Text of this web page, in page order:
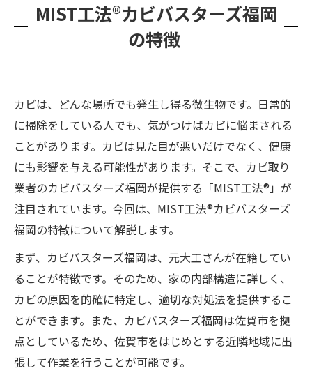
MIST工法®カビバスターズ福岡
の特徴
カビは、どんな場所でも発生し得る微生物です。日常的
に掃除をしている人でも、気がつけばカビに悩まされる
ことがあります。カビは見た目が悪いだけでなく、健康
にも影響を与える可能性があります。そこで、カビ取り
業者のカビバスターズ福岡が提供する「MIST工法®」が
注目されています。今回は、MIST工法®カビバスターズ
福岡の特徴について解説します。
まず、カビバスターズ福岡は、元大工さんが在籍してい
ることが特徴です。そのため、家の内部構造に詳しく、
カビの原因を的確に特定し、適切な対処法を提供するこ
とができます。また、カビバスターズ福岡は佐賀市を拠
点としているため、佐賀市をはじめとする近隣地域に出
張して作業を行うことが可能です。